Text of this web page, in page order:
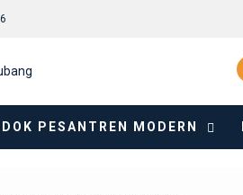
PESANTREN MODERN